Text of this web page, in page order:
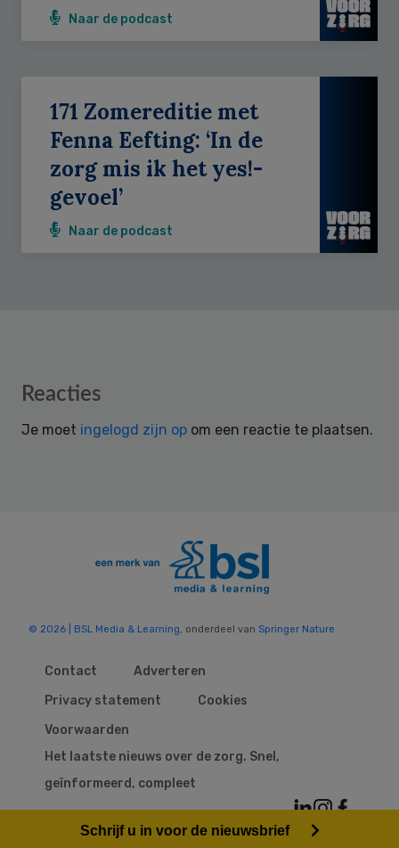
Naar de podcast
171 Zomereditie met
Fenna Eefting: ‘In de
zorg mis ik het yes!-
gevoel’
Naar de podcast
Reader
Reacties
Je moet ingelogd zijn op om een reactie te plaatsen.
© 2026 | BSL Media & Learning , onderdeel van Springer Nature
Contact
Adverteren
Privacy statement
Cookies
Voorwaarden
Het laatste nieuws over de zorg. Snel,
geïnformeerd, compleet
Schrijf u in voor de nieuwsbrief